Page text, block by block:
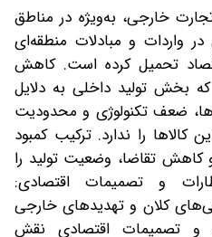
خارجی، به‌ویژه در مناطق
واردات و مبادلات منطقه‌ای
تحمیل کرده است. کاهش
بخش تولید داخلی به دلایل
ضعف تکنولوژی و محدودیت
کالاها را ندارد. ترکیب کمبود
کاهش تقاضا، وضعیت تولید را
و تصمیمات اقتصادی:
کلان و تهدیدهای خارجی
و تصمیمات اقتصادی نقش